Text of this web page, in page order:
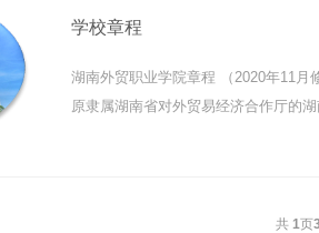
学校章程
湖南外贸职业学院章程 （2020年11月
原隶属湖南省对外贸易经济合作厅的
共 1页3